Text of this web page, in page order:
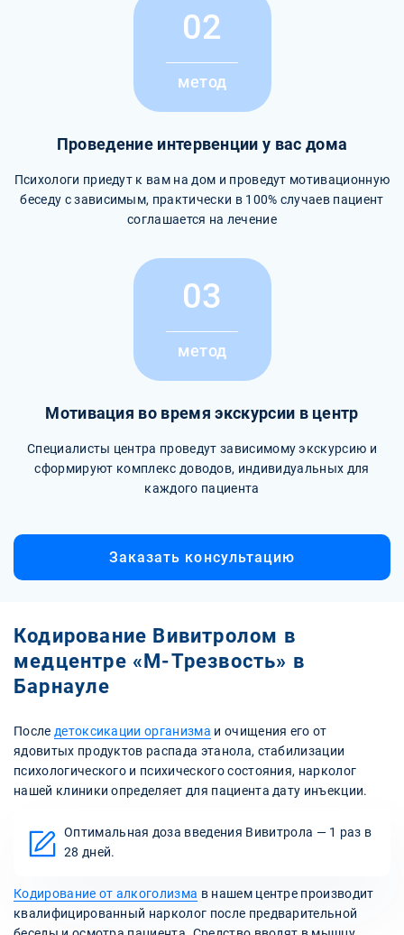
02
метод
Проведение интервенции у вас дома
Психологи приедут к вам на дом и проведут мотивационную
беседу с зависимым, практически в 100% случаев пациент
соглашается на лечение
03
метод
Мотивация во время экскурсии в центр
Специалисты центра проведут зависимому экскурсию и
сформируют комплекс доводов, индивидуальных для
каждого пациента
Заказать консультацию
Кодирование Вивитролом в
медцентре «М-Трезвость» в
Барнауле
После детоксикации организма и очищения его от
ядовитых продуктов распада этанола, стабилизации
психологического и психического состояния, нарколог
нашей клиники определяет для пациента дату инъекции.
Оптимальная доза введения Вивитрола — 1 раз в
28 дней.
Кодирование от алкоголизма в нашем центре производит
квалифицированный нарколог после предварительной